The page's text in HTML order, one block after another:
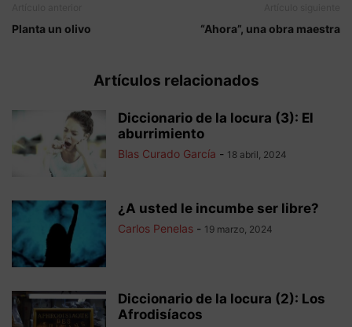
Planta un olivo “Ahora”, una obra maestra
Artículos relacionados
Diccionario de la locura (3): El
aburrimiento
Blas Curado García - 18 abril, 2024
¿A usted le incumbe ser libre?
Carlos Penelas - 19 marzo, 2024
Diccionario de la locura (2): Los
Afrodisíacos